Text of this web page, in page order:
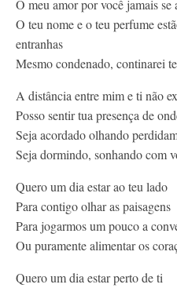
O meu amor por você jamais se
O teu nome e o teu perfume
entranhas
Mesmo condenado, continarei
A distância entre mim e ti não
Posso sentir tua presença de
Seja acordado olhando
Seja dormindo, sonhando com
Quero um dia estar ao teu lado
Para contigo olhar as paisagens
Para jogarmos um pouco a
Ou puramente alimentar os
Quero um dia estar perto de ti